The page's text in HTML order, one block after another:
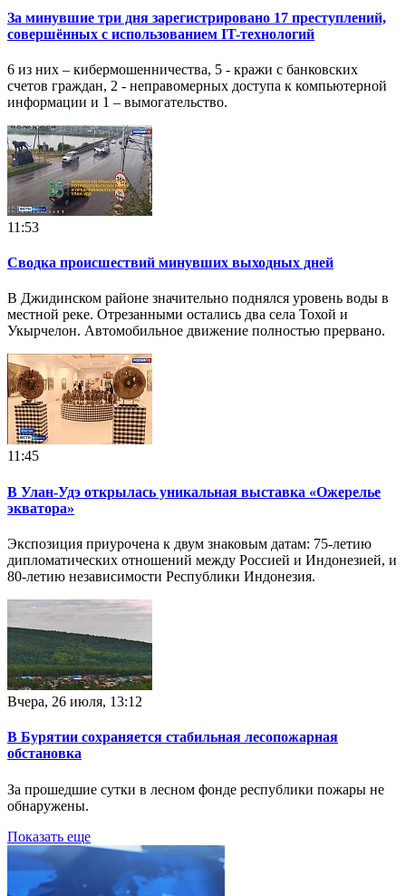
За минувшие три дня зарегистрировано 17 преступлений,
совершённых с использованием IT-технологий
6 из них – кибермошенничества, 5 - кражи с банковских
счетов граждан, 2 - неправомерных доступа к компьютерной
информации и 1 – вымогательство.
11:53
Сводка происшествий минувших выходных дней
В Джидинском районе значительно поднялся уровень воды в
местной реке. Отрезанными остались два села Тохой и
Укырчелон. Автомобильное движение полностью прервано.
11:45
В Улан-Удэ открылась уникальная выставка «Ожерелье
экватора»
Экспозиция приурочена к двум знаковым датам: 75-летию
дипломатических отношений между Россией и Индонезией, и
80-летию независимости Республики Индонезия.
Вчера, 26 июля, 13:12
В Бурятии сохраняется стабильная лесопожарная
обстановка
За прошедшие сутки в лесном фонде республики пожары не
обнаружены.
Показать еще